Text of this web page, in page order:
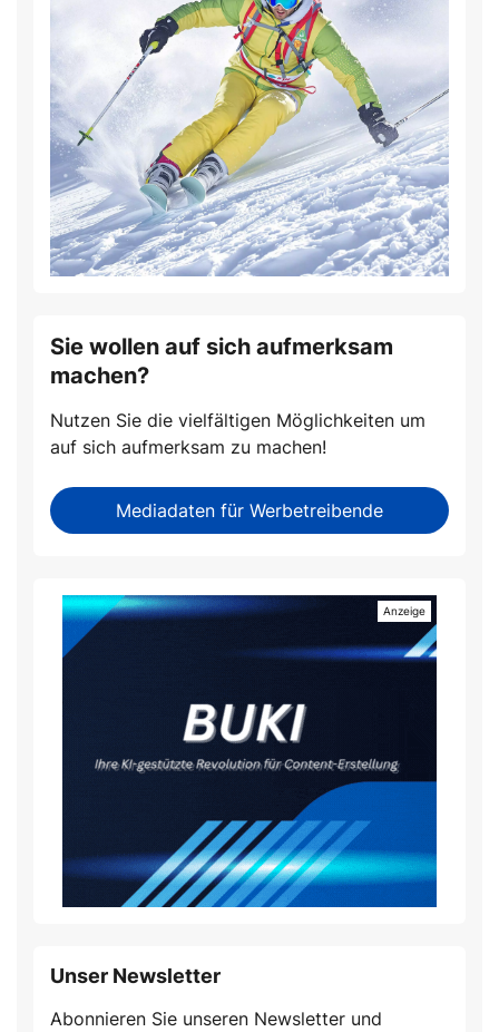
Sie wollen auf sich aufmerksam
machen?
Nutzen Sie die vielfältigen Möglichkeiten um
auf sich aufmerksam zu machen!
Mediadaten für Werbetreibende
Unser Newsletter
Abonnieren Sie unseren Newsletter und